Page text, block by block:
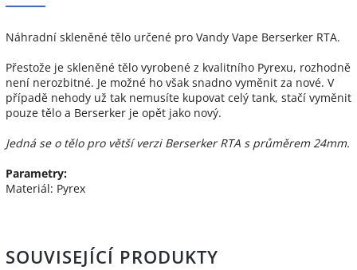
Náhradní skleněné tělo určené pro Vandy Vape Berserker RTA.
Přestože je skleněné tělo vyrobené z kvalitního Pyrexu, rozhodně
není nerozbitné. Je možné ho však snadno vyměnit za nové. V
případě nehody už tak nemusíte kupovat celý tank, stačí vyměnit
pouze tělo a Berserker je opět jako nový.
Jedná se o tělo pro větší verzi Berserker RTA s průměrem 24mm.
Parametry:
Materiál: Pyrex
SOUVISEJÍCÍ PRODUKTY